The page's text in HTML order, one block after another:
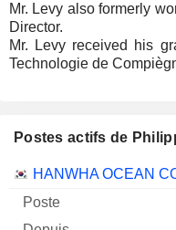
Mr. Levy also formerly
Director.
Mr. Levy received his
Technologie de
Postes actifs de
Sociétés Poste Début
HANWHA OCEAN